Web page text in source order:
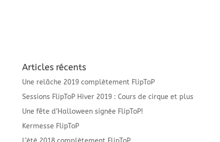
Articles récents
Une relâche 2019 complètement FlipToP
Sessions FlipToP Hiver 2019 : Cours de cirque et plus
Une fête d’Halloween signée FlipToP!
Kermesse FlipToP